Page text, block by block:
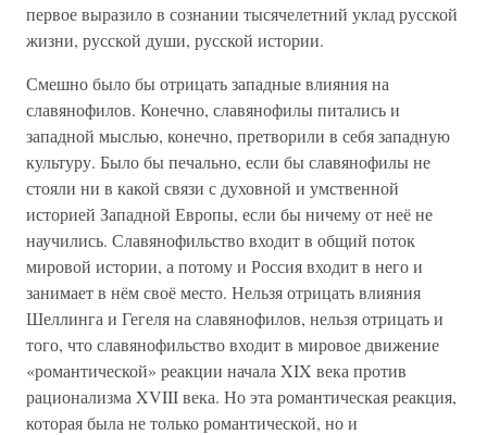
первое выразило в сознании тысячелетний уклад русской
жизни, русской души, русской истории.
Смешно было бы отрицать западные влияния на
славянофилов. Конечно, славянофилы питались и
западной мыслью, конечно, претворили в себя западную
культуру. Было бы печально, если бы славянофилы не
стояли ни в какой связи с духовной и умственной
историей Западной Европы, если бы ничему от неё не
научились. Славянофильство входит в общий поток
мировой истории, а потому и Россия входит в него и
занимает в нём своё место. Нельзя отрицать влияния
Шеллинга и Гегеля на славянофилов, нельзя отрицать и
того, что славянофильство входит в мировое движение
«романтической» реакции начала XIX века против
рационализма XVIII века. Но эта романтическая реакция,
которая была не только романтической, но и